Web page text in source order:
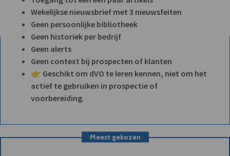
Wekelijkse nieuwsbrief met 3 nieuwsfeiten
Geen persoonlijke bibliotheek
Geen historiek per bedrijf
Geen alerts
Geen context bij prospecten of klanten
👉 Geschikt om dVO te leren kennen, niet om het
actief te gebruiken in prospectie of
voorbereiding.
Meest gekozen